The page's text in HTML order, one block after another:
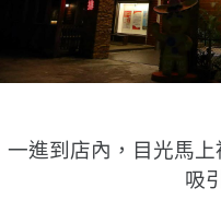
一進到店內，目光馬
吸